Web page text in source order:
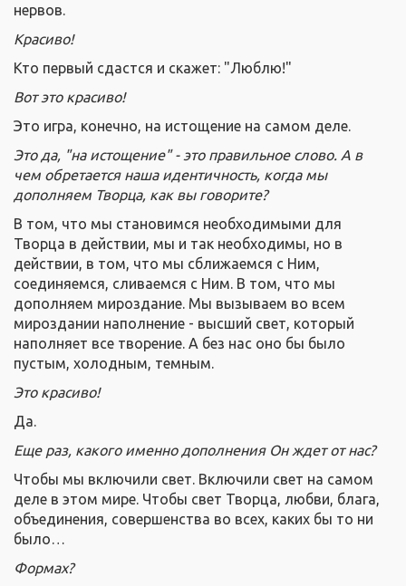
нервов.
Красиво!
Кто первый сдастся и скажет: "Люблю!"
Вот это красиво!
Это игра, конечно, на истощение на самом деле.
Это да, "на истощение" - это правильное слово. А в
чем обретается наша идентичность, когда мы
дополняем Творца, как вы говорите?
В том, что мы становимся необходимыми для
Творца в действии, мы и так необходимы, но в
действии, в том, что мы сближаемся с Ним,
соединяемся, сливаемся с Ним. В том, что мы
дополняем мироздание. Мы вызываем во всем
мироздании наполнение - высший свет, который
наполняет все творение. А без нас оно бы было
пустым, холодным, темным.
Это красиво!
Да.
Еще раз, какого именно дополнения Он ждет от нас?
Чтобы мы включили свет. Включили свет на самом
деле в этом мире. Чтобы свет Творца, любви, блага,
объединения, совершенства во всех, каких бы то ни
было…
Формах?